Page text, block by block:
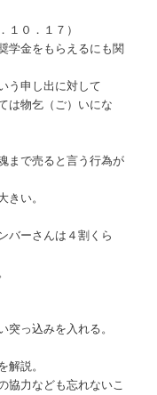
１０．１７）
学金をもらえるにも関
う申し出に対して
は物乞（ご）いにな
まで売ると言う行為が
い。
バーさんは４割くら
っ込みを入れる。
説。
協力なども忘れないこ